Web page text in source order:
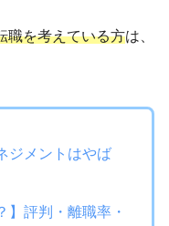
職を考えている方は、
ジメントはやば
】評判・離職率・